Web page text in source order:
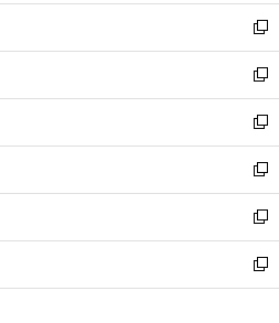
く
ウ
で
開
く
ン
ド
ウ
で
開
く
ウ
ィ
ン
ド
ウ
で
開
く
し
い
ウ
ィ
ン
ド
ウ
で
開
く
新
し
い
ウ
ィ
ン
ド
ウ
で
開
く
新
し
い
ウ
ィ
ン
ド
ウ
で
開
新
し
い
ウ
ィ
ン
ド
ウ
新
し
い
ウ
ィ
ン
新
し
い
ウ
新
し